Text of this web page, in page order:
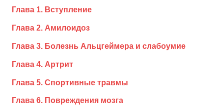
Глава 1. Вступление
Глава 2. Амилоидоз
Глава 3. Болезнь Альцгеймера и слабоумие
Глава 4. Артрит
Глава 5. Спортивные травмы
Глава 6. Повреждения мозга